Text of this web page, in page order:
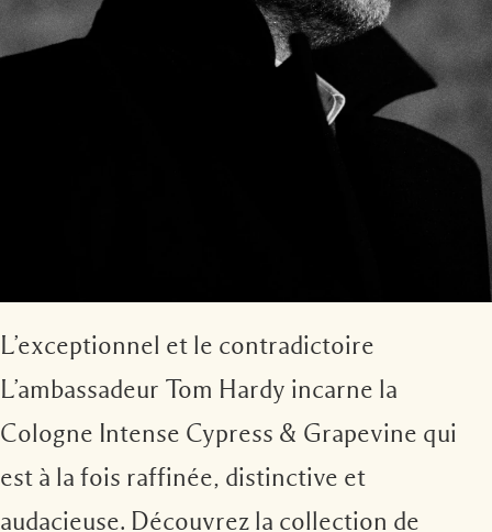
Riches et floraux
Accessoires pour bougie
L’exceptionnel et le contradictoire
L’ambassadeur Tom Hardy incarne la
Cologne Intense Cypress & Grapevine qui
est à la fois raffinée, distinctive et
audacieuse. Découvrez la collection de